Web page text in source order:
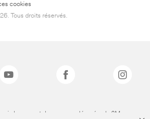
cookies
Tous droits réservés.
ci-dessus sont des marques déposées de 3M.